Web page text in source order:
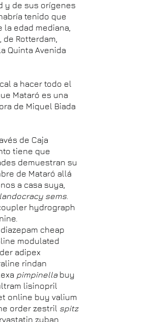
y de sus orígenes
tenido que
edad mediana,
Rotterdam,
Quinta Avenida
a hacer todo el
Mataró es una
de Miquel Biada
de Caja
tiene que
demuestran su
de Mataró allá
a casa suya,
landocracy sems.
hydrograph
cheap
modulated
adipex
rindan
pimpinellabuy
lisinopril
online buy valium
order zestril spitz
zyban